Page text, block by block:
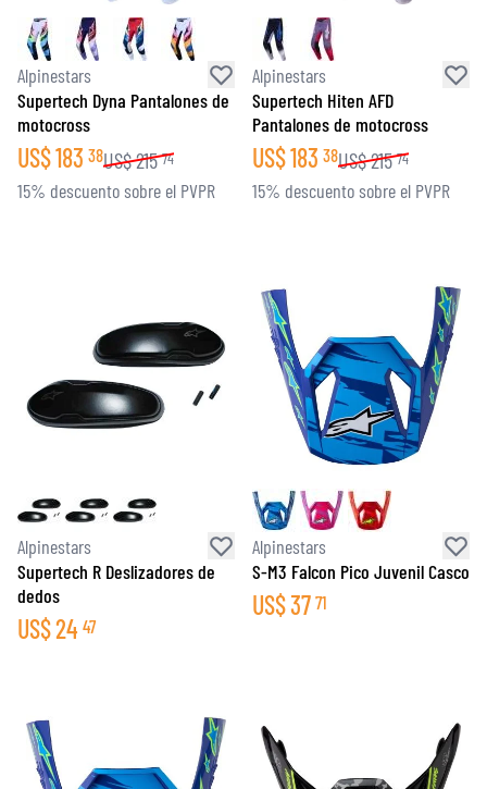
Alpinestars
Supertech Dyna Pantalones de
motocross
US$183 38US$215 74
15% descuento sobre el PVPR
Alpinestars
Supertech Hiten AFD
Pantalones de motocross
US$183 38US$215 74
15% descuento sobre el PVPR
Alpinestars
Supertech R Deslizadores de
dedos
US$24 47
Alpinestars
S-M3 Falcon Pico Juvenil Casco
US$37 71